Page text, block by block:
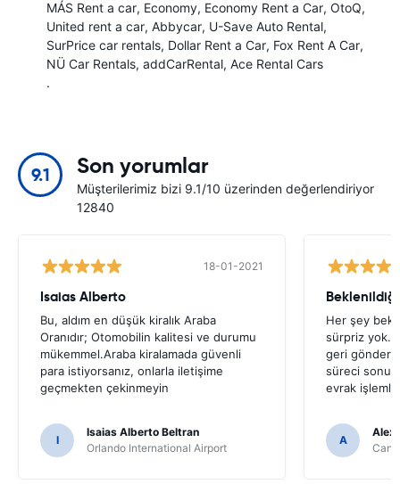
MÁS Rent a car Economy Economy Rent a Car OtoQ
United rent a car Abbycar U-Save Auto Rental
SurPrice car rentals Dollar Rent a Car Fox Rent A Car
NÜ Car Rentals addCarRental Ace Rental Cars
.
9.1 Son yorumlar
Müşterilerimiz bizi 9.1/10 üzerinden değerlendiriyor
12840
18-01-2021
Isaias Alberto
Bu, aldım en düşük kiralık Araba
Oranıdır; Otomobilin kalitesi ve durumu
mükemmel.Araba kiralamada güvenli
para istiyorsanız, onlarla iletişime
geçmekten çekinmeyin
I
Isaias Alberto Beltran
Orlando International Airport
Her şey
sürpriz
geri
süreci
evrak
A
Alex